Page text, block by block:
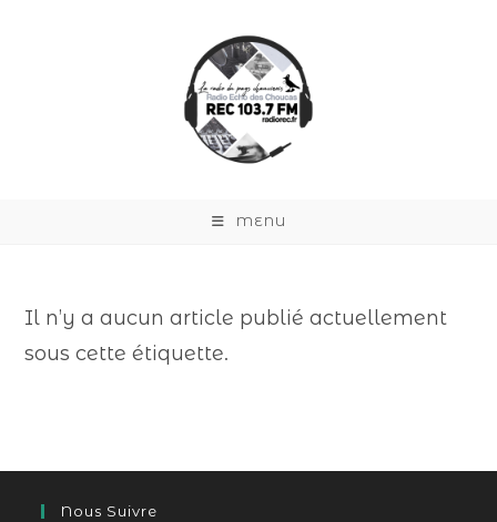
MENU
Il n’y a aucun article publié actuellement
sous cette étiquette.
Nous Suivre